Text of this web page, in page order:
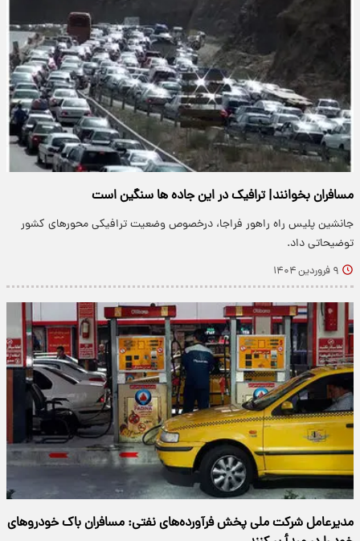
مسافران بخوانند| ترافیک در این جاده ها سنگین است
جانشین پلیس راه راهور فراجا، درخصوص وضعیت ترافیکی محور‌های کشور
توضیحاتی داد.
۹ فروردین ۱۴۰۴
مدیرعامل شرکت ملی پخش فرآورده‌های نفتی: مسافران باک خودروهای